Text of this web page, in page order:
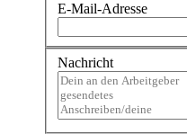
E-Mail-Adresse
Nachricht